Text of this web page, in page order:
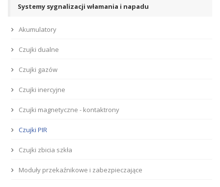
Systemy sygnalizacji włamania i napadu
Akumulatory
Czujki dualne
Czujki gazów
Czujki inercyjne
Czujki magnetyczne - kontaktrony
Czujki PIR
Czujki zbicia szkła
Moduły przekaźnikowe i zabezpieczające